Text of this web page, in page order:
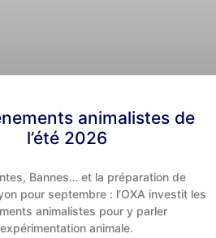
animalistes de
l’été 2026
Bannes… et la préparation de
pour septembre : l’OXA investit les
animalistes pour y parler
expérimentation animale.